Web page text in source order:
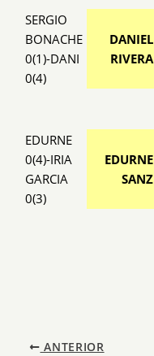
SERGIO
BONACHE
0(1)-DANI
0(4)
DANIEL
RIVERA
EDURNE
0(4)-IRIA
GARCIA
0(3)
EDURNE
SANZ
ANTERIOR